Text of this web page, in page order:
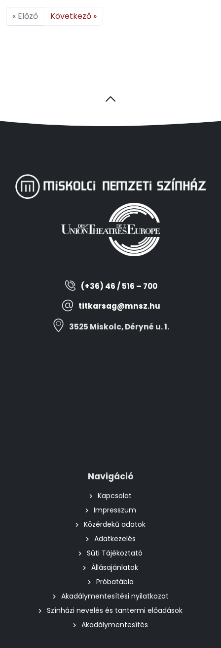
« Előző Következő »
(+36) 46 / 516 – 700
titkarsag@mnsz.hu
3525 Miskolc, Déryné u. 1.
Navigáció
Kapcsolat
Impresszum
Közérdekű adatok
Adatkezelés
Süti Tájékoztató
Állásajánlatok
Próbatábla
Akadálymentesítési nyilatkozat
Színházi nevelés és tantermi előadások
Akadálymentesítés